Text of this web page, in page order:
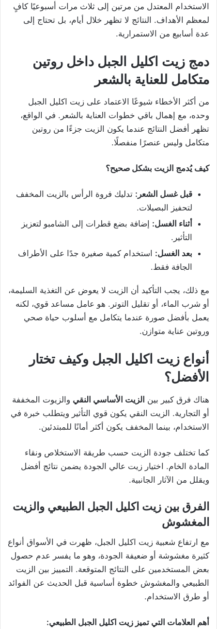
الاستخدام المعتدل من مرتين إلى ثلاث مرات أسبوعيًا كافٍ
لمعظم الأهداف. النتائج لا تظهر خلال أيام، بل تحتاج إلى
عدة أسابيع من الاستمرارية.
دمج زيت اكليل الجبل داخل روتين
متكامل للعناية بالشعر
من أكثر الأخطاء شيوعًا الاعتماد على زيت اكليل الجبل
وحده، مع إهمال باقي خطوات العناية بالشعر. في الواقع،
تظهر أفضل النتائج عندما يكون الزيت جزءًا من روتين
متكامل وليس عنصرًا منفصلًا.
كيف يُدمج الزيت بشكل صحيح؟
قبل غسل الشعر: تدليك فروة الرأس بالزيت المخفف
لتحفيز البصيلات.
أثناء الغسل: إضافة بضع قطرات إلى الشامبو لتعزيز
التأثير.
بعد الغسل: استخدام كمية صغيرة جدًا على الأطراف
الجافة فقط.
مع ذلك، يجب التأكيد أن الزيت لا يعوض عن التغذية السليمة،
أو شرب الماء، أو تقليل التوتر. هو عامل مساعد قوي، لكنه
يعمل بأفضل صورة عندما يتكامل مع أسلوب حياة صحي
وروتين عناية متوازن.
أنواع زيت اكليل الجبل وكيف تختار
الأفضل؟
هناك فرق كبير بين الزيت الأساسي النقي والزيوت المخففة
أو التجارية. الزيت النقي يكون قوي التأثير ويتطلب خبرة في
الاستخدام، بينما المخفف يكون أكثر أمانًا للمبتدئين.
كما تختلف جودة الزيت حسب طريقة الاستخلاص ونقاء
المادة الخام. اختيار زيت عالي الجودة يضمن نتائج أفضل
ويقلل من الآثار الجانبية.
الفرق بين زيت اكليل الجبل الطبيعي والزيت
المغشوش
مع ارتفاع شعبية زيت اكليل الجبل، ظهرت في الأسواق أنواع
كثيرة مغشوشة أو ضعيفة الجودة، وهو ما يفسر عدم حصول
بعض المستخدمين على النتائج المتوقعة. التمييز بين الزيت
الطبيعي والمغشوش خطوة أساسية قبل الحديث عن الفوائد
أو طرق الاستخدام.
أهم العلامات التي تميز زيت اكليل الجبل الطبيعي: